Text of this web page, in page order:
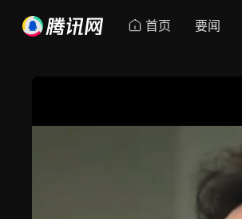
首页 要闻